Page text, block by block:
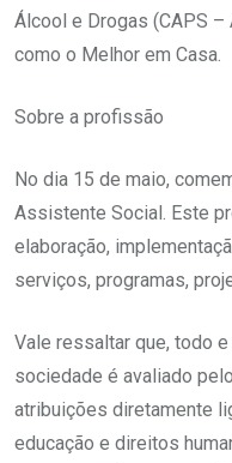
Álcool e Drogas (CAPS –
como o Melhor em Casa.
Sobre a profissão
No dia 15 de maio,
Assistente Social. Este
elaboração,
serviços, programas,
Vale ressaltar que, todo
sociedade é avaliado
atribuições diretamente
educação e direitos